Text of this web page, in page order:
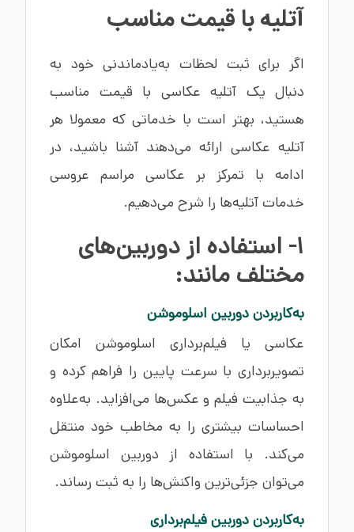
آتلیه با قیمت مناسب
اگر برای ثبت لحظات به‌یادماندنی خود به
دنبال یک آتلیه عکاسی با قیمت مناسب
هستید، بهتر است با خدماتی که معمولا هر
آتلیه عکاسی ارائه می‌دهند آشنا باشید، در
ادامه با تمرکز بر عکاسی مراسم عروسی
خدمات آتلیه‌ها را شرح می‌دهیم.
1- استفاده از دوربین‌های
مختلف مانند:
به‌کاربردن دوربین اسلوموشن
عکاسی یا فیلم‌برداری اسلوموشن امکان
تصویربرداری با سرعت پایین را فراهم کرده و
به جذابیت فیلم و عکس‌ها می‌افزاید. به‌علاوه
احساسات بیشتری را به مخاطب خود منتقل
می‌کند. با استفاده از دوربین اسلوموشن
می‌توان جزئی‌ترین واکنش‌ها را به ثبت رساند.
به‌کاربردن دوربین فیلم‌برداری